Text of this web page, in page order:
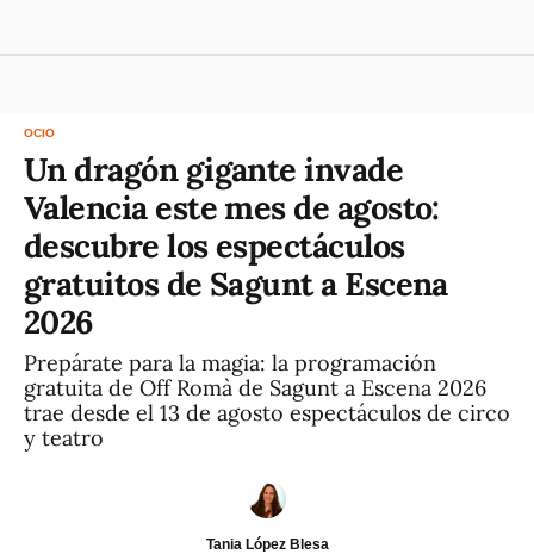
OCIO
Un dragón gigante invade
Valencia este mes de agosto:
descubre los espectáculos
gratuitos de Sagunt a Escena
2026
Prepárate para la magia: la programación
gratuita de Off Romà de Sagunt a Escena 2026
trae desde el 13 de agosto espectáculos de circo
y teatro
Tania López Blesa